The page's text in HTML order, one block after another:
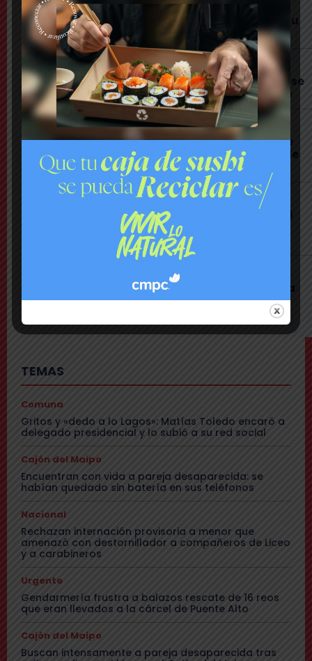
Gritos y «dedo a lo Lagos»: Matías Toledo
encaró a delegado presidencial y lo subió a su
red social
Cajón del Maipo
Encuentran con vida a pareja desaparecida: se
habían quedado sin batería en sus teléfonos
Nacional
Rechazan internación provisoria a menor que
amenazó con destornillador a compañeros de
Liceo y a carabineros
Urgente
Gendarmería frustra a balazos rescate de 16
reos que eran llevados a la cárcel de Puente
Buscan intensamente a pareja desaparecida
tras salir a realizar trekking en el Cajón del
TEMAS
Comuna
Gritos y «dedo a lo Lagos»: Matías Toledo encaró a
delegado presidencial y lo subió a su red social
Cajón del Maipo
Encuentran con vida a pareja desaparecida: se
habían quedado sin batería en sus teléfonos
Nacional
Rechazan internación provisoria a menor que
amenazó con destornillador a compañeros de Liceo
y a carabineros
Urgente
Gendarmería frustra a balazos rescate de 16 reos
que eran llevados a la cárcel de Puente Alto
Cajón del Maipo
Buscan intensamente a pareja desaparecida tras